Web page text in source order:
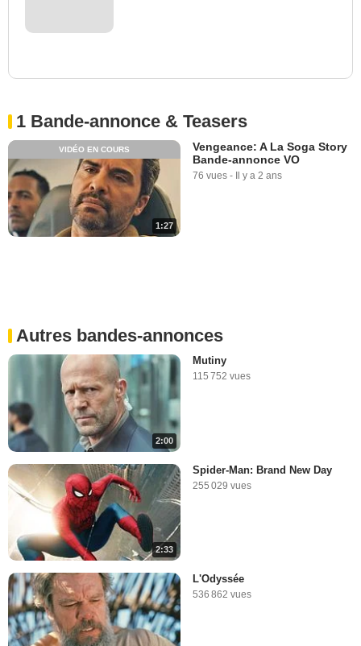
1 Bande-annonce & Teasers
1:27
VIDÉO EN COURS
Vengeance: A La Soga Story
Bande-annonce VO
76 vues - Il y a 2 ans
Autres bandes-annonces
2:00
Mutiny
115 752 vues
2:33
Spider-Man: Brand New Day
255 029 vues
L'Odyssée
536 862 vues